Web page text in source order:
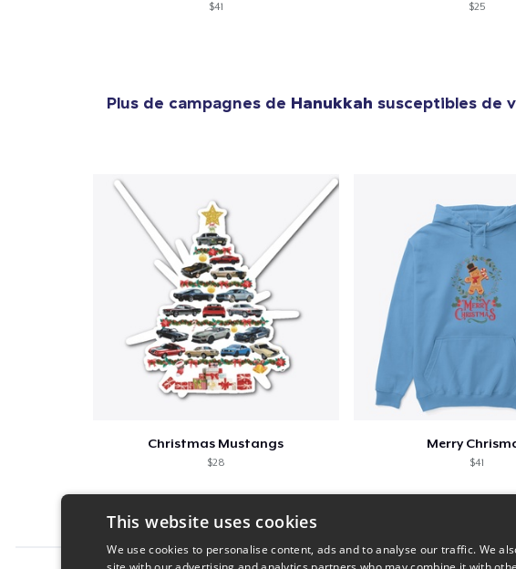
$41 $25
Plus de campagnes de Hanukkah susceptibles de
Christmas Mustangs
$28
Merry
$41
This website uses cookies
We use cookies to personalise content, ads and to analyse our traffic. We